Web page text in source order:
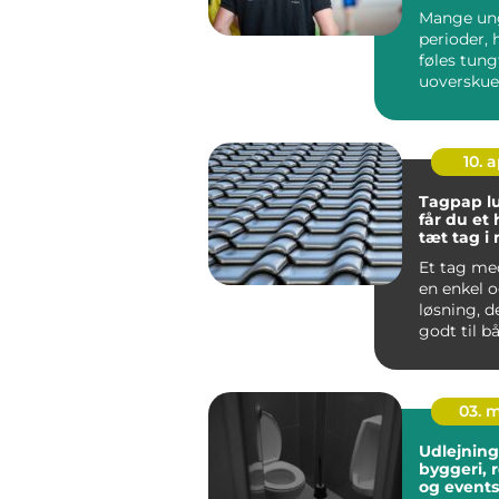
Mange
perioder,
føles
skole, ...
10.
Tagpap lund
får du et
tæt tag i
Et tag
en enkel
løsning,
godt til
03.
byggeri,
og events